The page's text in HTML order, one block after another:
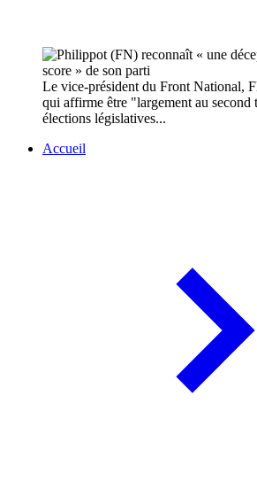
Le vice-président du Front National,
qui affirme être "largement au second
élections législatives...
Accueil